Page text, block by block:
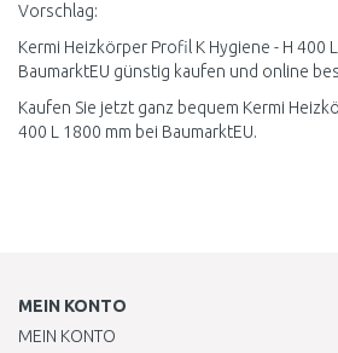
Vorschlag:
Kermi Heizkörper Profil K Hygiene - H 400
BaumarktEU günstig kaufen und online
Kaufen Sie jetzt ganz bequem Kermi
400 L 1800 mm bei BaumarktEU.
MEIN KONTO
MEIN KONTO